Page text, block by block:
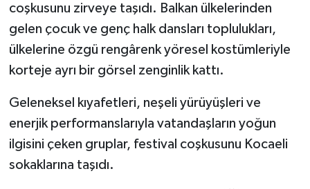
coşkusunu zirveye taşıdı. Balkan ülkelerinden
gelen çocuk ve genç halk dansları toplulukları,
ülkelerine özgü rengârenk yöresel kostümleriyle
korteje ayrı bir görsel zenginlik kattı.
Geleneksel kıyafetleri, neşeli yürüyüşleri ve
enerjik performanslarıyla vatandaşların yoğun
ilgisini çeken gruplar, festival coşkusunu Kocaeli
sokaklarına taşıdı.